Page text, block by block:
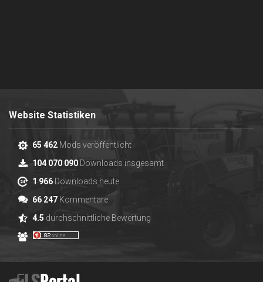
Website Statistiken
65 462 Mods veröffentlicht
104 070 090 Downloads insgesamt
1 966 Downloads heute
66 247 Kommentare
4.5 durchschnittliche Bewertung